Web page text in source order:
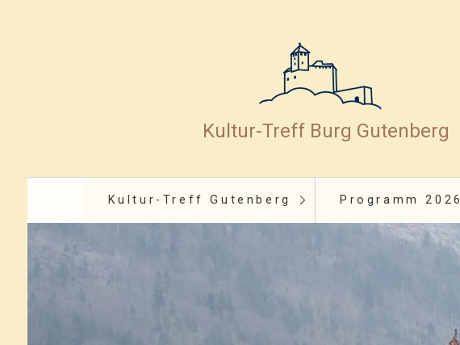
Kultur-Treff Burg Gutenberg
Kultur-Treff Gutenberg Programm 2026